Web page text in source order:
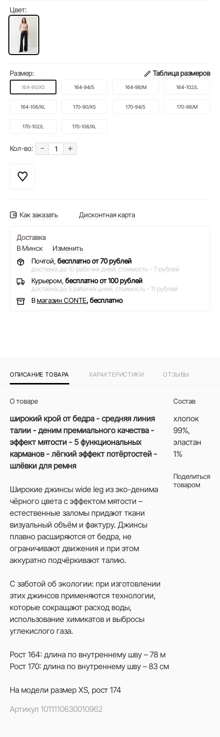
Цвет:
Размер: Таблица размеров
164-90/XS 164-94/S 164-98/M 164-102/L
164-106/XL 170-90/XS 170-94/S 170-98/M
170-102/L 170-106/XL
Кол-во: - +
Как заказать Дисконтная карта
Доставка
В Минск
Изменить
Почтой, бесплатно от 70 рублей
доставка до 10 рабочих дней, стоимость - 7 рублей
Курьером, бесплатно от 100 рублей
доставка до 5 рабочих дней, стоимость - 11 рублей
Вмагазин CONTE, бесплатно
ОПИСАНИЕ ТОВАРА ХАРАКТЕРИСТИКИ ОТЗЫВЫ
О товаре
широкий крой от бедра - средняя линия
талии - деним премиального качества -
эффект мятости - 5 функциональных
карманов - лёгкий эффект потёртостей -
шлёвки для ремня
Широкие джинсы wide leg из эко-денима
чёрного цвета с эффектом мятости –
естественные заломы придают ткани
визуальный объём и фактуру. Джинсы
плавно расширяются от бедра, не
ограничивают движения и при этом
аккуратно подчёркивают талию.
С заботой об экологии: при изготовлении
этих джинсов применяются технологии,
которые сокращают расход воды,
использование химикатов и выбросы
углекислого газа.
Рост 164: длина по внутреннему шву – 78 м
Рост 170: длина по внутреннему шву – 83 см
На модели размер XS, рост 174
Артикул 1011110630010962
Состав
хлопок
99%,
эластан
1%
Поделиться
товаром